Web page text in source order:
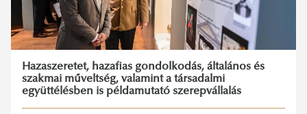
Hazaszeretet, hazafias gondolkodás, általános és
szakmai műveltség, valamint a társadalmi
együttélésben is példamutató szerepvállalás